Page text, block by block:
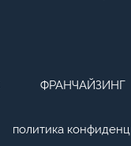
ФРАНЧАЙЗИНГ
политика